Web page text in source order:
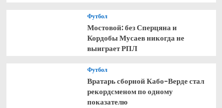
Футбол
Мостовой: без Сперцяна и
Кордобы Мусаев никогда не
выиграет РПЛ
Футбол
Вратарь сборной Кабо-Верде стал
рекордсменом по одному
показателю